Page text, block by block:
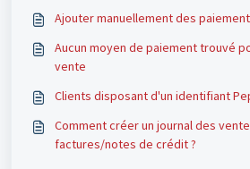
Ajouter manuellement des
Aucun moyen de paiement trouvé
vente
Clients disposant d'un identifiant
Comment créer un journal des
factures/notes de crédit ?